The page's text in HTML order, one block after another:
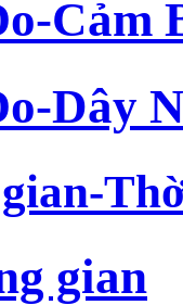
Cảm
Dây
gian